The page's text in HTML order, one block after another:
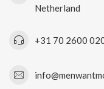
Netherland
+31 70 2600